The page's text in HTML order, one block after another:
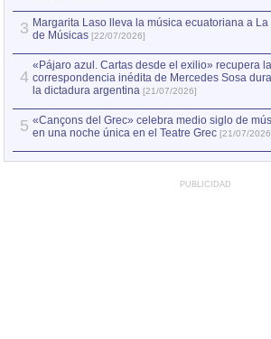
3 Margarita Laso lleva la música ecuatoriana a La
de Músicas [22/07/2026]
4
«Pájaro azul. Cartas desde el exilio» recupera la
correspondencia inédita de Mercedes Sosa
la dictadura argentina [21/07/2026]
5 «Cançons del Grec» celebra medio siglo de
en una noche única en el Teatre Grec [21/07/
PUBLICIDAD